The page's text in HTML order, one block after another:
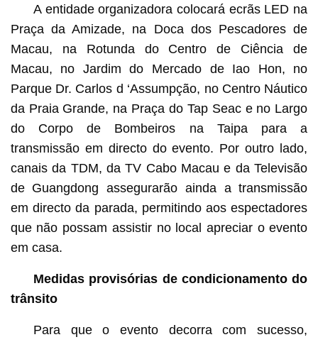
A entidade organizadora colocará ecrãs LED na
Praça da Amizade, na Doca dos Pescadores de
Macau, na Rotunda do Centro de Ciência de
Macau, no Jardim do Mercado de Iao Hon, no
Parque Dr. Carlos d ‘Assumpção, no Centro Náutico
da Praia Grande, na Praça do Tap Seac e no Largo
do Corpo de Bombeiros na Taipa para a
transmissão em directo do evento. Por outro lado,
canais da TDM, da TV Cabo Macau e da Televisão
de Guangdong assegurarão ainda a transmissão
em directo da parada, permitindo aos espectadores
que não possam assistir no local apreciar o evento
em casa.
Medidas provisórias de condicionamento do
trânsito
Para que o evento decorra com sucesso,